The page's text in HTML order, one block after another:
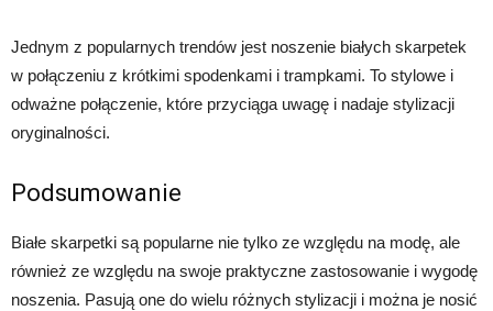
Jednym z popularnych trendów jest noszenie białych skarpetek
w połączeniu z krótkimi spodenkami i trampkami. To stylowe i
odważne połączenie, które przyciąga uwagę i nadaje stylizacji
oryginalności.
Podsumowanie
Białe skarpetki są popularne nie tylko ze względu na modę, ale
również ze względu na swoje praktyczne zastosowanie i wygodę
noszenia. Pasują one do wielu różnych stylizacji i można je nosić